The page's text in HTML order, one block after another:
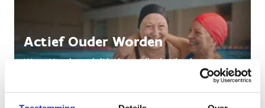
Actief Ouder Worden
We zetten in op initiatieven die de Vlaming op een
verantwoorde manier actief ouder laten worden.